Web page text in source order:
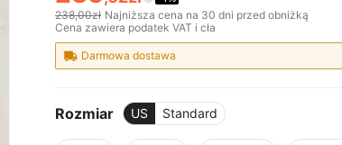
PRICE AND
238,00zł Najniższa cena na 30 dni przed obniżką
Cena zawiera podatek VAT i cła
Darmowa dostawa
Rozmiar US Standard